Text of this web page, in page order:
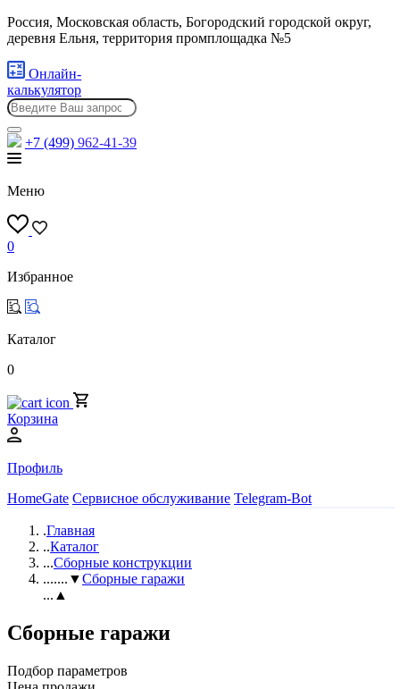
Россия, Московская область, Богородский городской округ,
деревня Ельня, территория промплощадка №5
Онлайн-
калькулятор
+7 (499) 962-41-39
Меню
0
Избранное
Каталог
0
Корзина
Профиль
HomeGate Сервисное обслуживание Telegram-Bot
.Главная
..Каталог
...Сборные конструкции
.......▼Сборные гаражи
...▲
Сборные гаражи
Подбор параметров